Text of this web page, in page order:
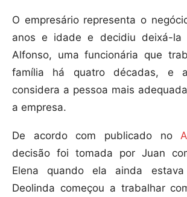
O empresário representa o
anos e idade e decidiu deixá-la
Alfonso, uma funcionária que
família há quatro décadas, e
considera a pessoa mais
a empresa.
De acordo com publicado no
decisão foi tomada por Juan
Elena quando ela ainda
Deolinda começou a trabalhar